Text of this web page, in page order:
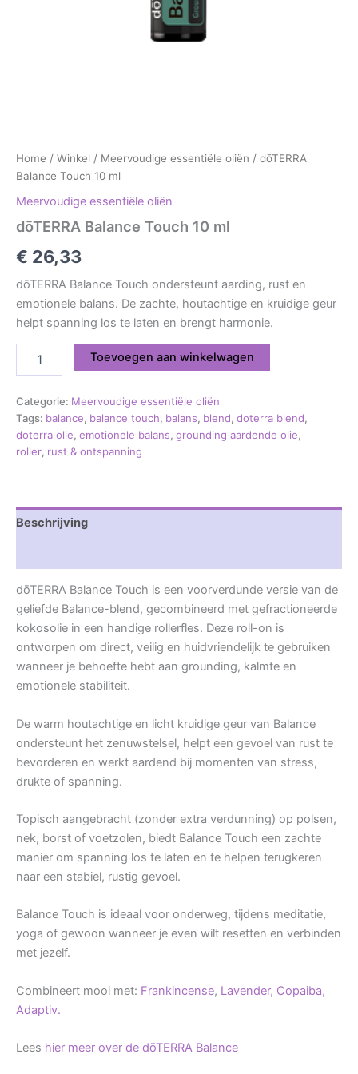
Home / Winkel / Meervoudige essentiële oliën / dōTERRA
Balance Touch 10 ml
Meervoudige essentiële oliën
dōTERRA Balance Touch 10 ml
€ 26,33
dōTERRA Balance Touch ondersteunt aarding, rust en
emotionele balans. De zachte, houtachtige en kruidige geur
helpt spanning los te laten en brengt harmonie.
Toevoegen aan winkelwagen
Categorie: Meervoudige essentiële oliën
Tags: balance, balance touch, balans, blend, doterra blend,
doterra olie, emotionele balans, grounding aardende olie,
roller, rust & ontspanning
Beschrijving
dōTERRA Balance Touch is een voorverdunde versie van de
geliefde Balance-blend, gecombineerd met gefractioneerde
kokosolie in een handige rollerfles. Deze roll-on is
ontworpen om direct, veilig en huidvriendelijk te gebruiken
wanneer je behoefte hebt aan grounding, kalmte en
emotionele stabiliteit.
De warm houtachtige en licht kruidige geur van Balance
ondersteunt het zenuwstelsel, helpt een gevoel van rust te
bevorderen en werkt aardend bij momenten van stress,
drukte of spanning.
Topisch aangebracht (zonder extra verdunning) op polsen,
nek, borst of voetzolen, biedt Balance Touch een zachte
manier om spanning los te laten en te helpen terugkeren
naar een stabiel, rustig gevoel.
Balance Touch is ideaal voor onderweg, tijdens meditatie,
yoga of gewoon wanneer je even wilt resetten en verbinden
met jezelf.
Combineert mooi met: Frankincense, Lavender, Copaiba,
Adaptiv.
Lees hier meer over de dōTERRA Balance